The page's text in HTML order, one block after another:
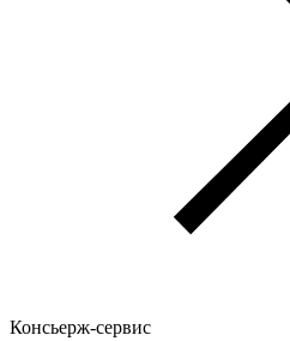
Консьерж-сервис